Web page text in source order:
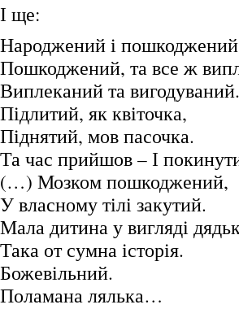
І ще:
Народжений і
Пошкоджений, та все ж
Виплеканий та вигодуваний.
Підлитий, як квіточка,
Піднятий, мов пасочка.
Та час прийшов – І
(…) Мозком пошкоджений,
У власному тілі закутий.
Мала дитина у вигляді
Така от сумна історія.
Божевільний.
Поламана лялька…